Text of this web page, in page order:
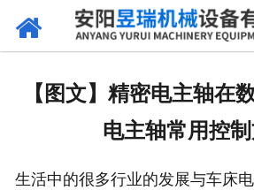
【图文】精密电主轴在
电主轴常用控
生活中的很多行业的发展与车床